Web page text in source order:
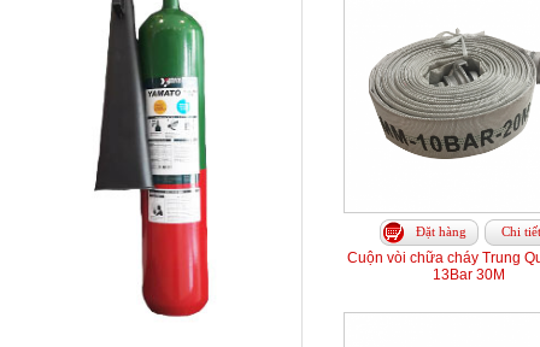
Đặt hàng Chi tiết
Cuộn vòi chữa cháy Trung
13Bar 30M